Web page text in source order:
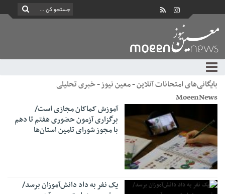
بایگانی‌های امتحانات آنلاین - معین نیوز - خبری تحلیلی
MoeenNews
آموزش کماکان مجازی است/
برگزاری آزمون حضوری هفتم تا دهم
با مجوز شورای تامین استان‌ها
یک نفر به داد دانش‌آموزان برسد/